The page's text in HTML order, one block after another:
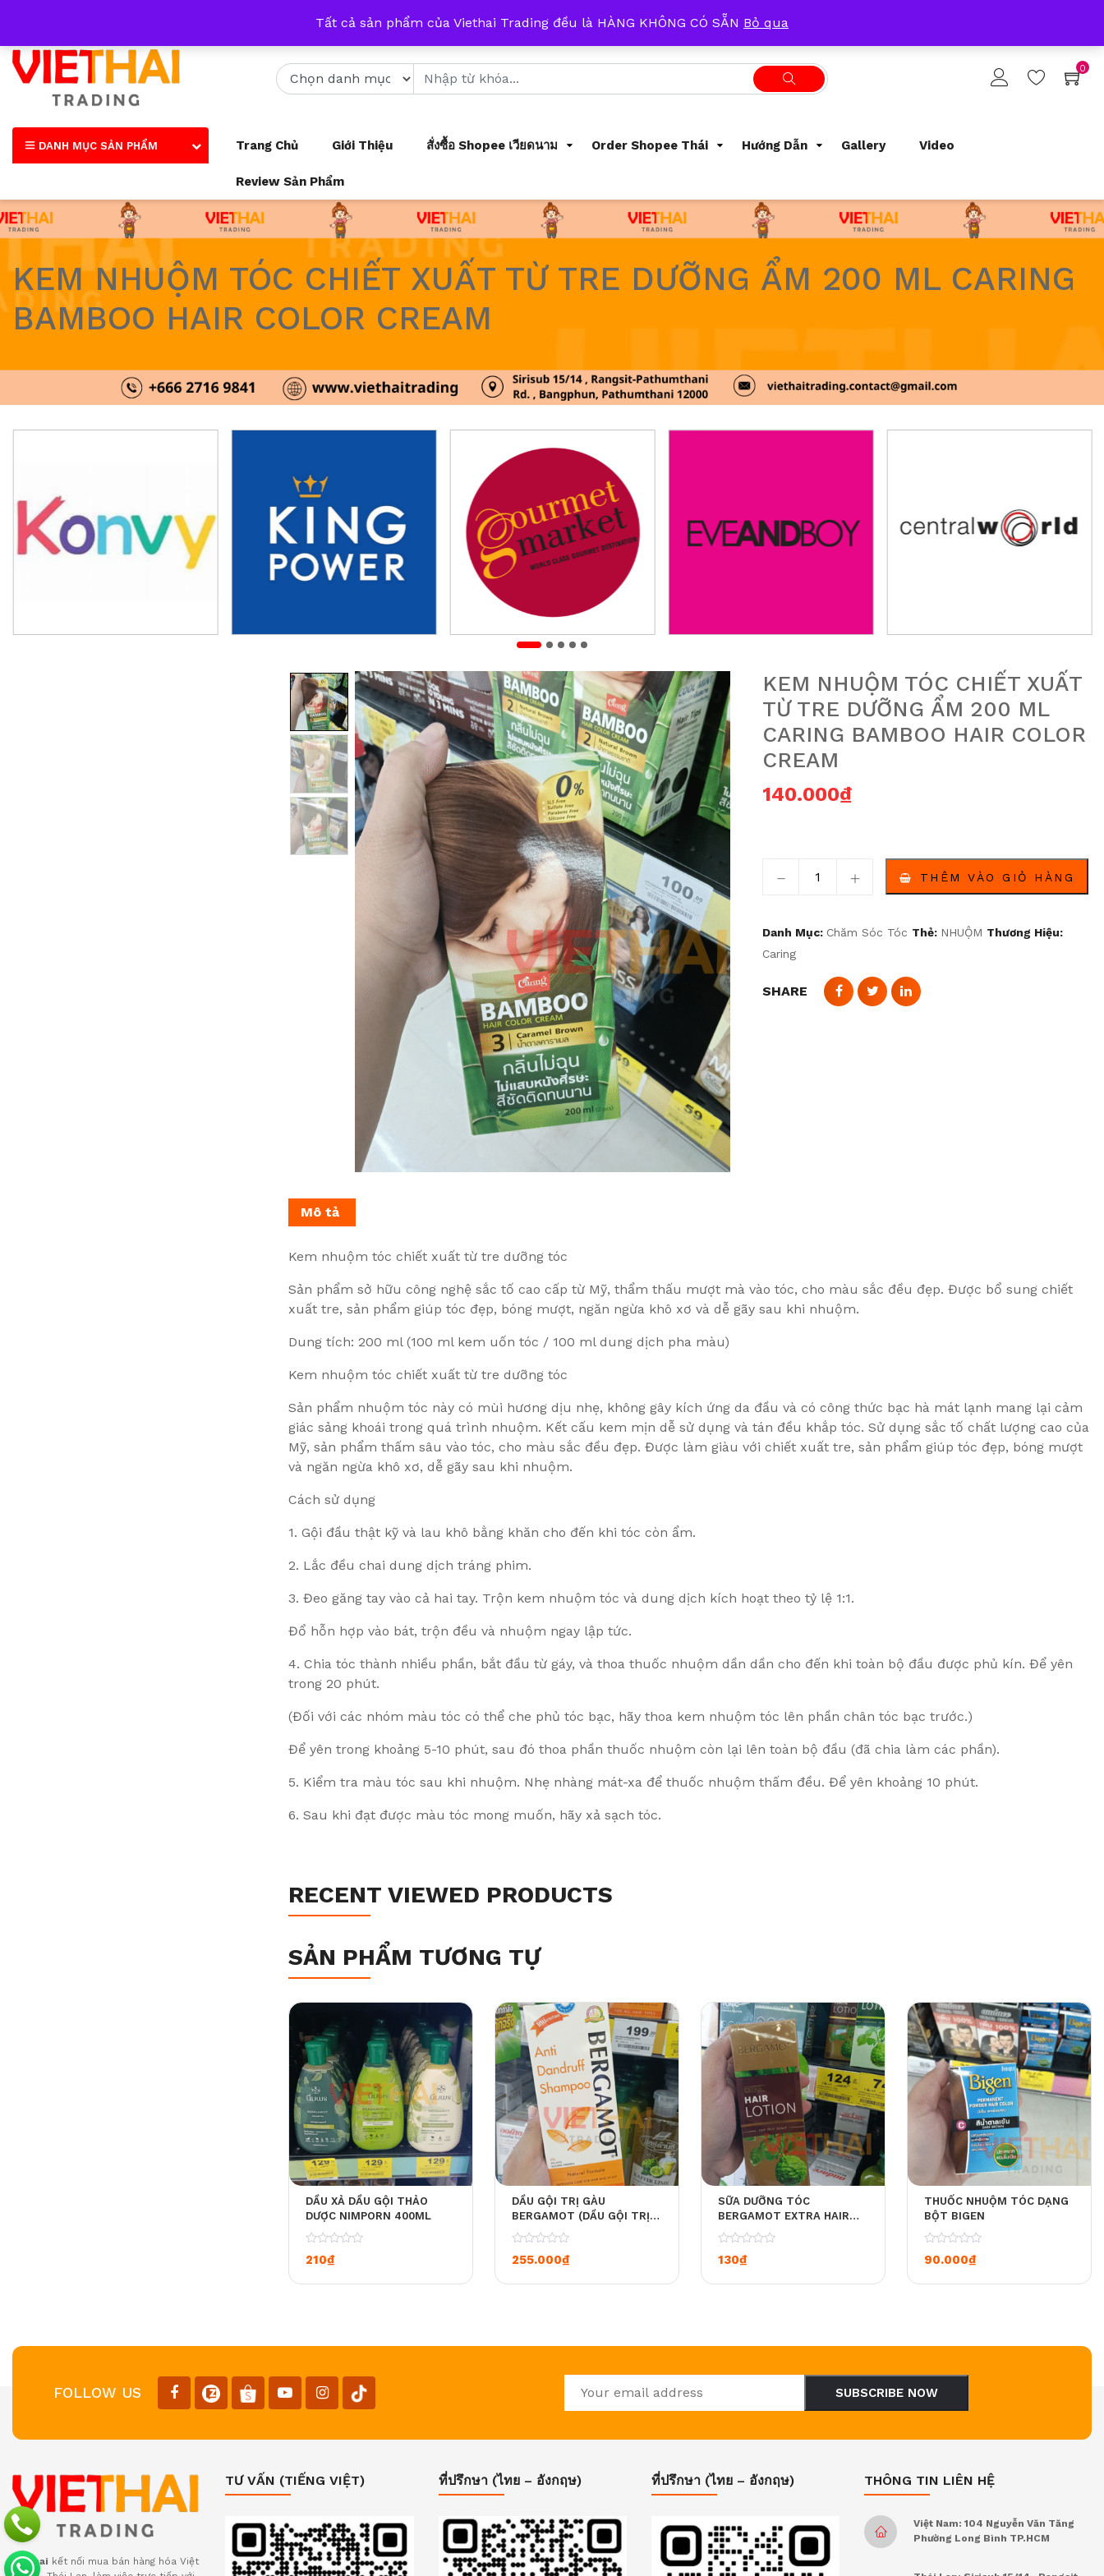
Nhận tư vấn qua tất cả các trang mạng xã hội và số điện thoại từ 8h đến 17h mỗi ngày
0
DANH MỤC SẢN PHẨM Trang Chủ Giới Thiệu สั่งซื้อ Shopee เวียดนาม Order Shopee Thái Hướng Dẫn Gallery Video
Review Sản Phẩm
KEM NHUỘM TÓC CHIẾT XUẤT TỪ ​​TRE DƯỠNG ẨM 200 ML CARING
BAMBOO HAIR COLOR CREAM
KEM NHUỘM TÓC CHIẾT XUẤT
TỪ ​​TRE DƯỠNG ẨM 200 ML
CARING BAMBOO HAIR COLOR
CREAM
140.000₫
Kem nhuộm tóc chiết xuất từ ​​tre dưỡng ẩm 200 ml
THÊM VÀO GIỎ HÀNG
Danh Mục: Chăm Sóc Tóc Thẻ: NHUỘM Thương Hiệu:
Caring
SHARE
Mô tả
Kem nhuộm tóc chiết xuất từ ​​tre dưỡng tóc
Sản phẩm sở hữu công nghệ sắc tố cao cấp từ Mỹ, thẩm thấu mượt mà vào tóc, cho màu sắc đều đẹp. Được bổ sung chiết
xuất tre, sản phẩm giúp tóc đẹp, bóng mượt, ngăn ngừa khô xơ và dễ gãy sau khi nhuộm.
Dung tích: 200 ml (100 ml kem uốn tóc / 100 ml dung dịch pha màu)
Kem nhuộm tóc chiết xuất từ ​​tre dưỡng tóc
Sản phẩm nhuộm tóc này có mùi hương dịu nhẹ, không gây kích ứng da đầu và có công thức bạc hà mát lạnh mang lại cảm
giác sảng khoái trong quá trình nhuộm. Kết cấu kem mịn dễ sử dụng và tán đều khắp tóc. Sử dụng sắc tố chất lượng cao của
Mỹ, sản phẩm thấm sâu vào tóc, cho màu sắc đều đẹp. Được làm giàu với chiết xuất tre, sản phẩm giúp tóc đẹp, bóng mượt
và ngăn ngừa khô xơ, dễ gãy sau khi nhuộm.
Cách sử dụng
1. Gội đầu thật kỹ và lau khô bằng khăn cho đến khi tóc còn ẩm.
2. Lắc đều chai dung dịch tráng phim.
3. Đeo găng tay vào cả hai tay. Trộn kem nhuộm tóc và dung dịch kích hoạt theo tỷ lệ 1:1.
Đổ hỗn hợp vào bát, trộn đều và nhuộm ngay lập tức.
4. Chia tóc thành nhiều phần, bắt đầu từ gáy, và thoa thuốc nhuộm dần dần cho đến khi toàn bộ đầu được phủ kín. Để yên
trong 20 phút.
(Đối với các nhóm màu tóc có thể che phủ tóc bạc, hãy thoa kem nhuộm tóc lên phần chân tóc bạc trước.)
Để yên trong khoảng 5-10 phút, sau đó thoa phần thuốc nhuộm còn lại lên toàn bộ đầu (đã chia làm các phần).
5. Kiểm tra màu tóc sau khi nhuộm. Nhẹ nhàng mát-xa để thuốc nhuộm thấm đều. Để yên khoảng 10 phút.
6. Sau khi đạt được màu tóc mong muốn, hãy xả sạch tóc.
RECENT VIEWED PRODUCTS
SẢN PHẨM TƯƠNG TỰ
DẦU XẢ DẦU GỘI THẢO
DƯỢC NIMPORN 400ML
0
210₫
DẦU GỘI TRỊ GÀU
BERGAMOT (DẦU GỘI TRỊ
GÀU VÀ NGỨA CHO MỌI
LOẠI TÓC) 200 ML.
0
255.000₫
SỮA DƯỠNG TÓC
BERGAMOT EXTRA HAIR
LOTION VF DÀNH CHO DA
ĐẦU DẦU (LOẠI BỎ GÀU VÀ
LÀM DỊU DA ĐẦU NGỨA)
0
130₫
THUỐC NHUỘM TÓC DẠNG
BỘT BIGEN
0
90.000₫
FOLLOW US SUBSCRIBE NOW
Viethai kết nối mua bán hàng hóa Việt
TƯ VẤN (TIẾNG VIỆT) ที่ปรึกษา (ไทย – อังกฤษ) ที่ปรึกษา (ไทย – อังกฤษ) THÔNG TIN LIÊN HỆ
Việt Nam: 104 Nguyễn Văn Tăng
Phường Long Bình TP.HCM
Tất cả sản phẩm của Viethai Trading đều là HÀNG KHÔNG CÓ SẴN Bỏ qua